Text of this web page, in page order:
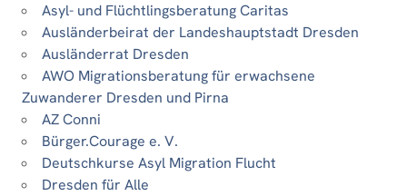
Asyl- und Flüchtlingsberatung Caritas
Ausländerbeirat der Landeshauptstadt Dresden
Ausländerrat Dresden
AWO Migrationsberatung für erwachsene
Zuwanderer Dresden und Pirna
AZ Conni
Bürger.Courage e. V.
Deutschkurse Asyl Migration Flucht
Dresden für Alle